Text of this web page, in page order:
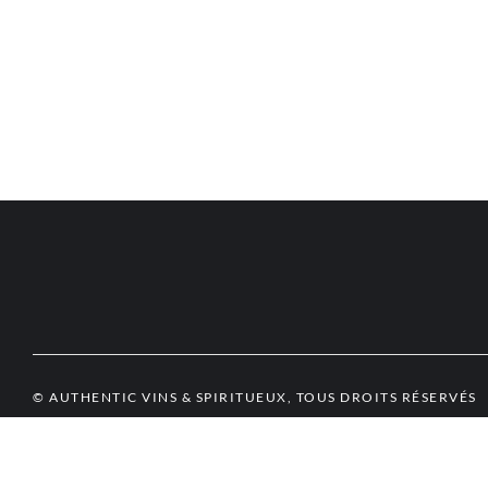
© AUTHENTIC VINS & SPIRITUEUX, TOUS DROITS RÉSERVÉS